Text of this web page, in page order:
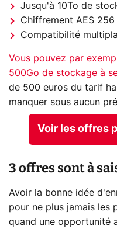
Jusqu'à 10To de
Chiffrement AES
Compatibilité
Vous pouvez par
500Go de stockage à
de 500 euros du tarif
manquer sous aucun
Voir les offres
3 offres sont à
Avoir la bonne idée
pour ne plus jamais les
quand une opportunité